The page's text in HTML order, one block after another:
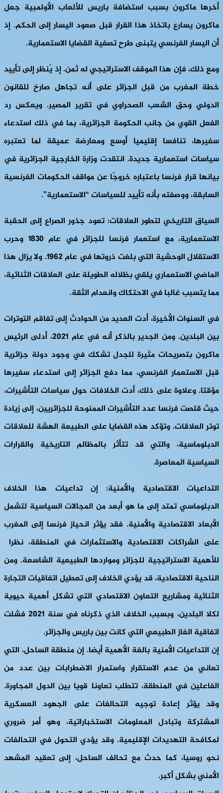
أخرها ماكرون بسبب استضافة باريس للألعاب الأولمبية جعل
ماكرون يسارع باتخاذ هذا القرار قبل صعود اليسار إلى الحكم. إذ
أن اليسار الفرنسي يتبنى طرح تصفية القضايا الاستعمارية.
ومع ذلك، فإن هذا الموقف الاستراتيجي له ثمن. إذ يُنظر إلى تأييد
خطة المغرب من قبل الجزائر على أنه تجاهل صارخ للقانون
الدولي وحق الشعب الصحراوي في تقرير المصير. ويعكس رد
الفعل القوي من جانب الحكومة الجزائرية، بما في ذلك استدعاء
سفيرها، تنافسا إقليميا أوسع ومعارضة عميقة لما تعتبره
سياسات استعمارية جديدة. انتقدت وزارة الخارجية الجزائرية في
بيانها قرار فرنسا باعتباره خروجًا عن مواقف الحكومات الفرنسية
السابقة، ووصفته بأنه تأييد للسياسات “الاستعمارية”.
السياق التاريخي لتطور العلاقات: تعود جذور الصراع إلى الحقبة
الاستعمارية، مع استعمار فرنسا للجزائر في عام 1830 وحرب
الاستقلال الوحشية التي بلغت ذروتها في عام 1962. ولا يزال هذا
الماضي الاستعماري يلقي بظلاله الطويلة على العلاقات الثنائية،
مما يتسبب غالبا في الاحتكاك وانعدام الثقة.
في السنوات الأخيرة، أدت العديد من الحوادث إلى تفاقم التوترات
بين البلدين. ومن الجدير بالذكر أنه في عام 2021، أدلى الرئيس
ماكرون بتصريحات مثيرة للجدل تشكك في وجود دولة جزائرية
قبل الاستعمار الفرنسي، مما دفع الجزائر إلى استدعاء سفيرها
مؤقتا. وعلاوة على ذلك، أدت الخلافات حول سياسات التأشيرات،
حيث قلصت فرنسا عدد التأشيرات الممنوحة للجزائريين، إلى زيادة
توتر العلاقات. وتؤكد هذه القضايا على الطبيعة الهشة للعلاقات
الدبلوماسية، والتي قد تتأثر بالمظالم التاريخية والقرارات
السياسية المعاصرة.
التداعيات الاقتصادية والأمنية: إن تداعيات هذا الخلاف
الدبلوماسي تمتد إلى ما هو أبعد من المجالات السياسية لتشمل
الأبعاد الاقتصادية والأمنية. فقد يؤثر انحياز فرنسا إلى المغرب
على الشراكات الاقتصادية والاستثمارات في المنطقة، نظرا
للأهمية الاستراتيجية للجزائر ومواردها الطبيعية الشاسعة. ومن
الناحية الاقتصادية، قد يؤدي الخلاف إلى تعطيل اتفاقيات التجارة
الثنائية ومشاريع التعاون الاقتصادي التي تشكل أهمية حيوية
لكلا البلدين، وبسبب الخلاف الذي ذكرناه في سنة 2021 فشلت
اتفاقية الغاز الطبيعي التي كانت بين باريس والجزائر.
إن التداعيات الأمنية بالغة الأهمية أيضا. إن منطقة الساحل، التي
تعاني من عدم الاستقرار واستمرار الاضطرابات بين عدد من
الفاعلين في المنطقة، تتطلب تعاونا قويا بين الدول المجاورة.
وقد يؤثر إعادة توجيه التحالفات على الجهود العسكرية
المشتركة وتبادل المعلومات الاستخباراتية، وهو أمر ضروري
لمكافحة التهديدات الإقليمية. وقد يؤدي التحول في التحالفات
نحو روسيا، كما حدث مع تحالف الساحل، إلى تعقيد المشهد
الأمني ​​بشكل أكبر.